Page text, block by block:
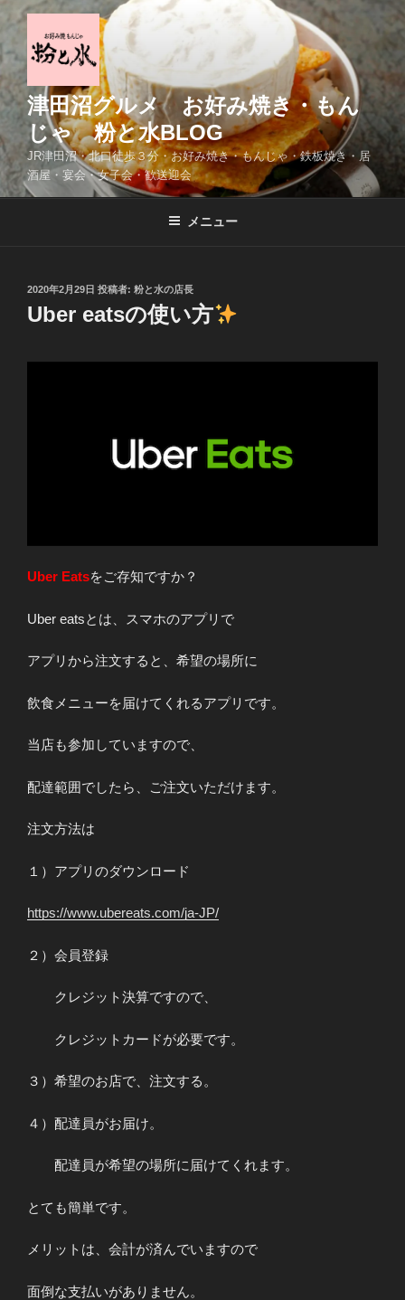
コ
テ
ン
ツ
ス
キ
ッ
津田沼グルメ お好み焼き・もん
じゃ 粉と水BLOG
JR津田沼・北口徒歩３分・お好み焼き・もんじゃ・鉄板焼き・居
酒屋・宴会・女子会・歓送迎会
メニュー
投
稿
日:
2020年2月29日 投稿者: 粉と水の店長
Uber eatsの使い方
Uber Eatsをご存知ですか？
Uber eatsとは、スマホのアプリで
アプリから注文すると、希望の場所に
飲食メニューを届けてくれるアプリです。
当店も参加していますので、
配達範囲でしたら、ご注文いただけます。
注文方法は
１）アプリのダウンロード
https://www.ubereats.com/ja-JP/
２）会員登録
クレジット決算ですので、
クレジットカードが必要です。
３）希望のお店で、注文する。
４）配達員がお届け。
配達員が希望の場所に届けてくれます。
とても簡単です。
メリットは、会計が済んでいますので
面倒な支払いがありません。